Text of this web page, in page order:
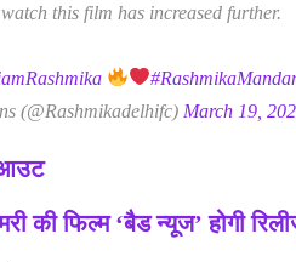
this film has increased further.
(@Rashmikadelhifc) March 19,
आउट
की फिल्म ‘बैड न्यूज’ होगी